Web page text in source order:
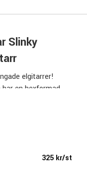
Slinky
elgitarrer!
har en hexformad
nickelpläterat
att ge strängen en
över!
325 kr/st